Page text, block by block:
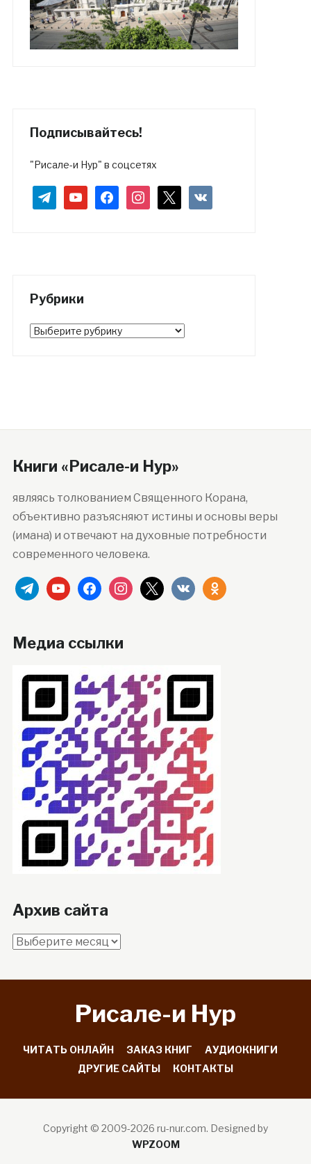
Подписывайтесь!
"Рисале-и Нур" в соцсетях
telegramyoutubefacebookinstagram vkontakte
Рубрики
Рубрики
Книги «Рисале-и Нур»
являясь толкованием Священного Корана,
объективно разъясняют истины и основы веры
(имана) и отвечают на духовные потребности
современного человека.
telegramyoutubefacebookinstagram
x vkontakteodnoklassniki
Медиа ссылки
Архив сайта
Архив
Рисале-и Hyp
ЧИТАТЬ ОНЛАЙН ЗАКАЗ КНИГ
АУДИОКНИГИ
ДРУГИЕ САЙТЫ
КОНТАКТЫ
Copyright © 2009-2026 ru-nur.com. Designed by
WPZOOM